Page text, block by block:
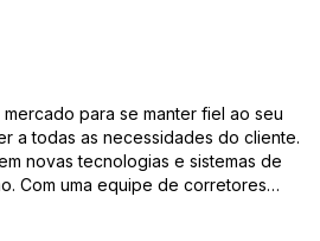
para se manter fiel ao seu
a todas as necessidades do cliente.
novas tecnologias e sistemas de
Com uma equipe de corretores